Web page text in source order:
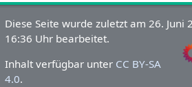
Diese Seite wurde zuletzt am 26. Juni
16:36 Uhr bearbeitet.
Inhalt verfügbar unter CC BY-SA
4.0.